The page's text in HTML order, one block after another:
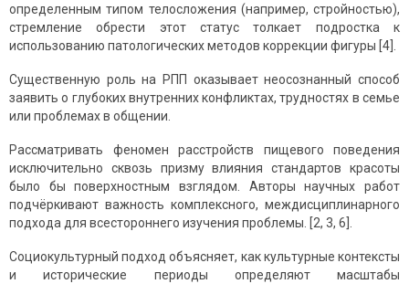
определенным типом телосложения (например, стройностью),
стремление обрести этот статус толкает подростка к
использованию патологических методов коррекции фигуры [4].
Существенную роль на РПП оказывает неосознанный способ
заявить о глубоких внутренних конфликтах, трудностях в семье
или проблемах в общении.
Рассматривать феномен расстройств пищевого поведения
исключительно сквозь призму влияния стандартов красоты
было бы поверхностным взглядом. Авторы научных работ
подчёркивают важность комплексного, междисциплинарного
подхода для всестороннего изучения проблемы. [2, 3, 6].
Социокультурный подход объясняет, как культурные контексты
и исторические периоды определяют масштабы